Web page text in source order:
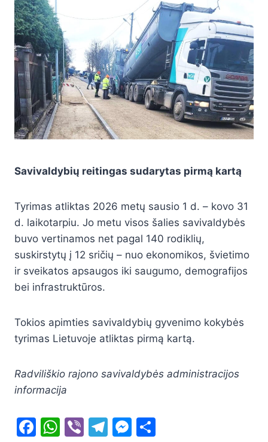
Savivaldybių reitingas sudarytas pirmą kartą
Tyrimas atliktas 2026 metų sausio 1 d. – kovo 31
d. laikotarpiu. Jo metu visos šalies savivaldybės
buvo vertinamos net pagal 140 rodiklių,
suskirstytų į 12 sričių – nuo ekonomikos, švietimo
ir sveikatos apsaugos iki saugumo, demografijos
bei infrastruktūros.
Tokios apimties savivaldybių gyvenimo kokybės
tyrimas Lietuvoje atliktas pirmą kartą.
Radviliškio rajono savivaldybės administracijos
informacija
F
W Vi T
M